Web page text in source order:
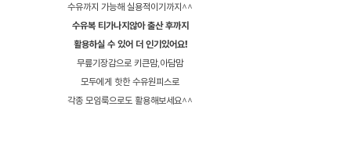
수유까지 가능해 실용적이기까지^^
수유복 티가나지않아 출산 후까지
활용하실 수 있어 더 인기있어요!
무릎기장감으로 키큰맘,아담맘
모두에게 핫한 수유원피스로
각종 모임룩으로도 활용해보세요^^